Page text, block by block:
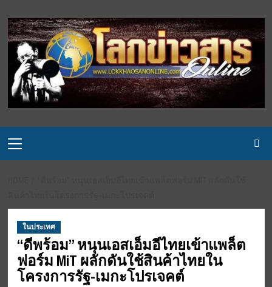
to
content
Menu
ในประเทศ
“ดีพร้อม” หนุนเอสเอ็มอีไทยเข้าแพล็ต
ฟอร์ม MiT ผลักดันใช้สินค้าไทยใน
โครงการรัฐ-เมกะโปรเจคต์